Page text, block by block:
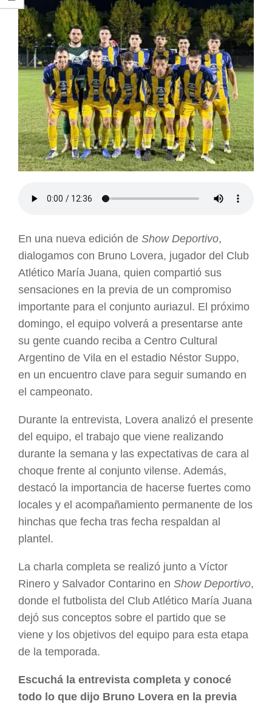
En una nueva edición de Show Deportivo,
dialogamos con Bruno Lovera, jugador del Club
Atlético María Juana, quien compartió sus
sensaciones en la previa de un compromiso
importante para el conjunto auriazul. El próximo
domingo, el equipo volverá a presentarse ante
su gente cuando reciba a Centro Cultural
Argentino de Vila en el estadio Néstor Suppo,
en un encuentro clave para seguir sumando en
el campeonato.
Durante la entrevista, Lovera analizó el presente
del equipo, el trabajo que viene realizando
durante la semana y las expectativas de cara al
choque frente al conjunto vilense. Además,
destacó la importancia de hacerse fuertes como
locales y el acompañamiento permanente de los
hinchas que fecha tras fecha respaldan al
plantel.
La charla completa se realizó junto a Víctor
Rinero y Salvador Contarino en Show Deportivo,
donde el futbolista del Club Atlético María Juana
dejó sus conceptos sobre el partido que se
viene y los objetivos del equipo para esta etapa
de la temporada.
Escuchá la entrevista completa y conocé
todo lo que dijo Bruno Lovera en la previa